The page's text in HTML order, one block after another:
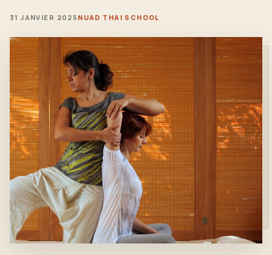
31 JANVIER 2025 NUAD THAI SCHOOL